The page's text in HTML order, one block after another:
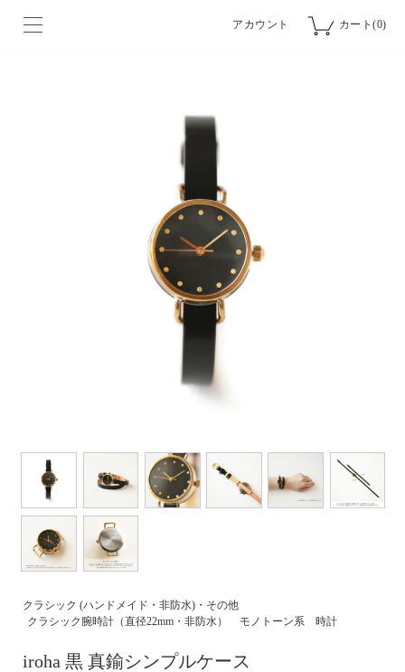
アカウント カート(0)
クラシック (ハンドメイド・非防水)・その他
クラシック腕時計（直径22mm・非防水）
モノトーン系 時計
iroha 黒 真鍮シンプルケース